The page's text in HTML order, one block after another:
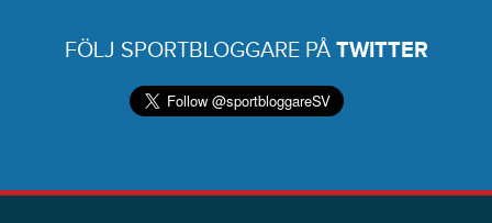
FÖLJ SPORTBLOGGARE PÅ TWITTER